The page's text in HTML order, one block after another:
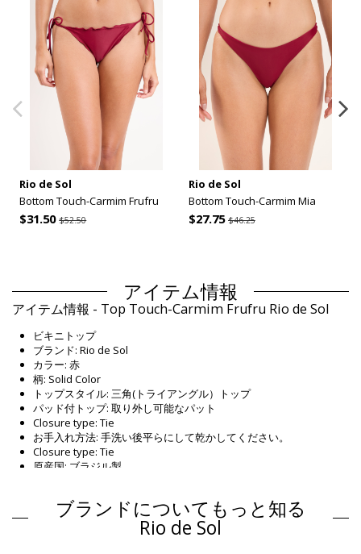
Rio de Sol
Bottom Touch-Carmim Frufru
$31.50$52.50
Rio de Sol
Bottom Touch-Carmim Mia
$27.75 $46.25
アイテム情報
アイテム情報 - Top Touch-Carmim Frufru Rio de Sol
ビキニトップ
ブランド: Rio de Sol
カラー: 赤
柄: Solid Color
トップスタイル: 三角(トライアングル）トップ
パッド付トップ: 取り外し可能なパット
Closure type: Tie
お手入れ方法: 手洗い後平らにして乾かしてください。
Closure type: Tie
原産国: ブラジル製
組成物
組成物: 84% Biodegradable Nylon (AMNI SOUL ECO), 16%
ブランドについてもっと知る
Rio de Sol